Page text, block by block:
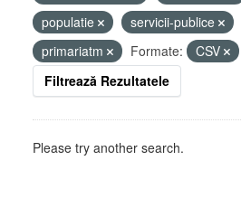
populatie
servicii-publice
primariatm
Formate:
CSV
Filtrează Rezultatele
Please try another search.